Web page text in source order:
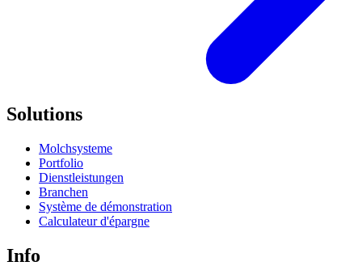
Solutions
Molchsysteme
Portfolio
Dienstleistungen
Branchen
Système de démonstration
Calculateur d'épargne
Info